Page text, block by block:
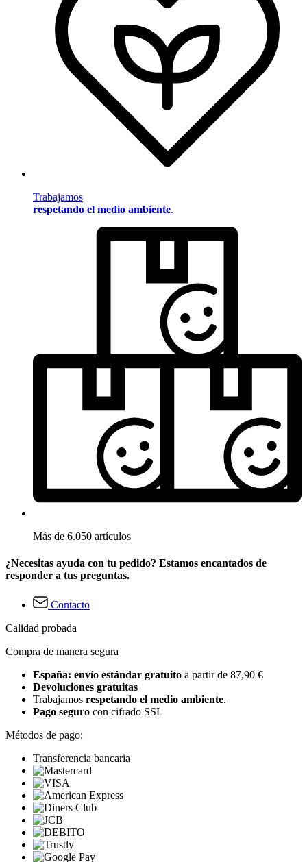
Trabajamos
respetando el medio ambiente.
Más de 6.050 artículos
¿Necesitas ayuda con tu pedido? Estamos encantados de
responder a tus preguntas.
Contacto
Calidad probada
Compra de manera segura
España: envío estándar gratuito a partir de 87,90 €
Devoluciones gratuitas
Trabajamos respetando el medio ambiente.
Pago seguro con cifrado SSL
Métodos de pago:
Transferencia bancaria